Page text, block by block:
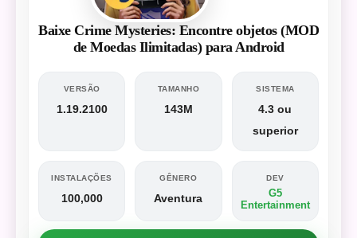
Baixe Crime Mysteries: Encontre objetos (MOD
de Moedas Ilimitadas) para Android
VERSÃO
1.19.2100
TAMANHO
143M
SISTEMA
4.3 ou
superior
INSTALAÇÕES
100,000
GÊNERO
Aventura
DEV
G5
Entertainment